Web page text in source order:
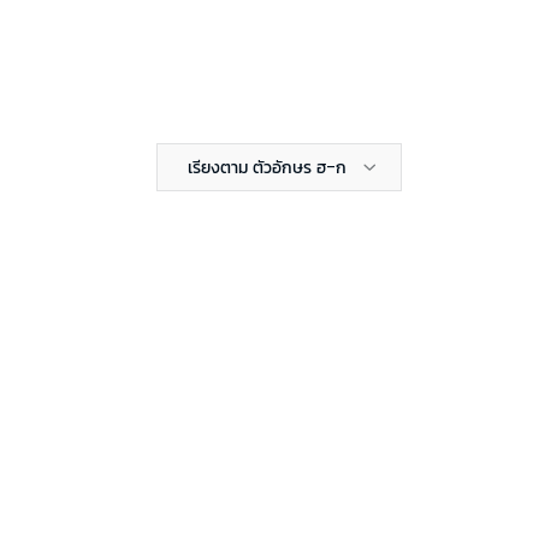
เรียงตาม ตัวอักษร ฮ-ก